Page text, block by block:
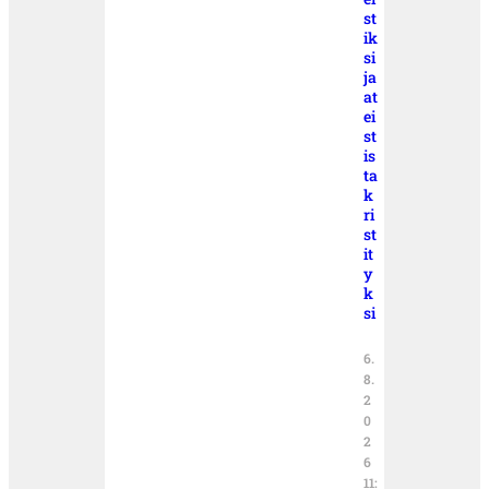
st
ik
si
ja
at
ei
st
is
ta
k
ri
st
it
y
k
si
6.
8.
2
0
2
6
11: